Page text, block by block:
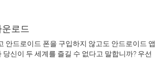
로드
안드로이드 폰을 구입하지 않고도 안드로이드 앱
신이 두 세계를 즐길 수 없다고 말합니까? 우선